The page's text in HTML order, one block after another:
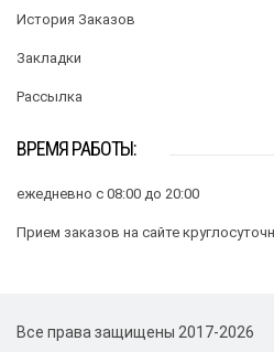
История Заказов
Закладки
Рассылка
ВРЕМЯ РАБОТЫ:
ежедневно с 08:00 до 20:00
Прием заказов на сайте
Все права защищены 2017-2026